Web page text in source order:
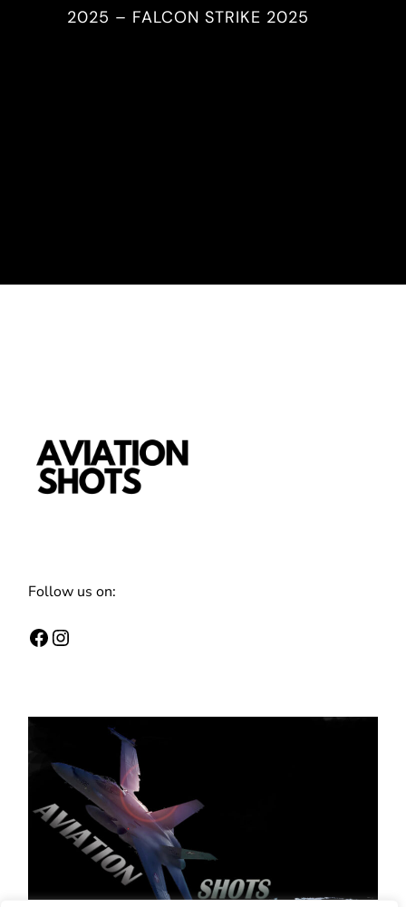
2025 – FALCON STRIKE 2025
Follow us on: